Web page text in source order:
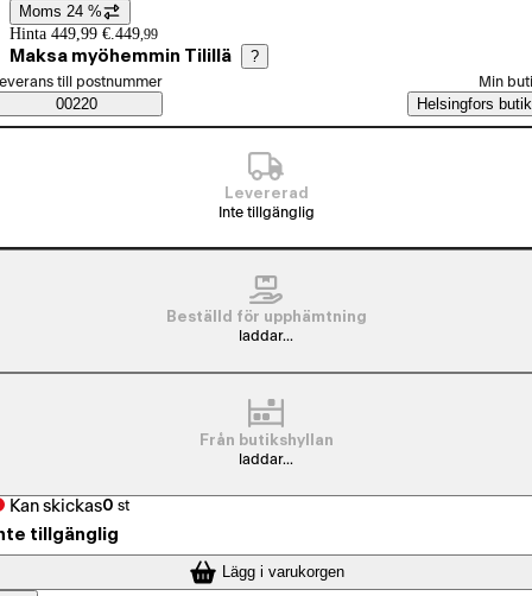
Prisinformation
Moms 24 %
Hinta 449,99 €. 449,99
Maksa myöhemmin Tilillä ?
Saatavuustiedot
beställningssätt
till postnummer
00220
Min
Helsingfors butik
Levererad
Inte tillgänglig
Beställd för upphämtning
laddar...
Från butikshyllan
laddar...
Kan skickas0 st
tillgänglig
Lägg i varukorgen